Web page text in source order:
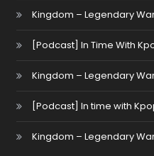
Kingdom – Legendary
[Podcast] In Time With
Kingdom – Legendary
[Podcast] In time with
Kingdom – Legendary